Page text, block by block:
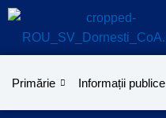
Treci
Primărie Informații publice